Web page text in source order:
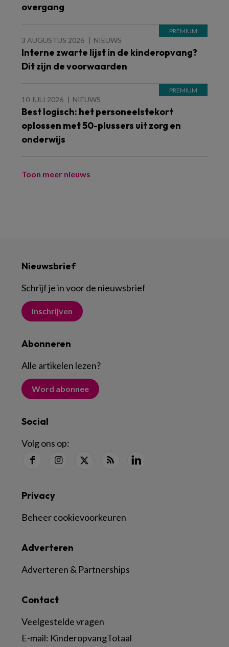
overgang
3 AUGUSTUS 2026 NIEUWS
Interne zwarte lijst in de kinderopvang?
Dit zijn de voorwaarden
10 JULI 2026 NIEUWS
Best logisch: het personeelstekort
oplossen met 50-plussers uit zorg en
onderwijs
Toon meer nieuws
Nieuwsbrief
Schrijf je in voor de nieuwsbrief
Inschrijven
Abonneren
Alle artikelen lezen?
Word abonnee
Social
Volg ons op:
Contact
Veelgestelde vragen
E-mail: KinderopvangTotaal
Adverteren
Adverteren & Partnerships
Privacy
Beheer cookievoorkeuren